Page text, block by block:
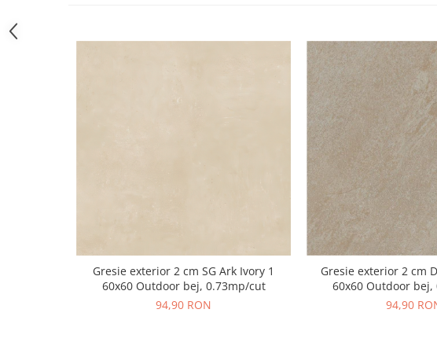
Gresie exterior 2 cm SG Ark Ivory 1
60x60 Outdoor bej, 0.73mp/cut
94,90 RON
Gresie exterior 2 cm
60x60 Outdoor
94,90